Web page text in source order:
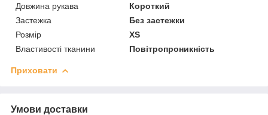
Довжина рукава
Короткий
Застежка
Без застежки
Розмір
XS
Властивості тканини
Повітропроникність
Приховати
Умови доставки